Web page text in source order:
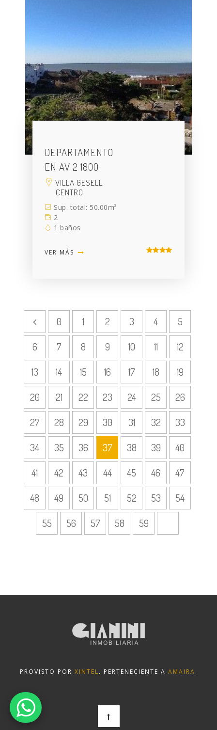
DEPARTAMENTO
EN AV 2 1800
VILLA GESELL
CENTRO
Sup. total: 50.00m²
2
1 baños
VER MÁS
0 1 2 3 4
5
6
7 8 9 10 11
12
13
14 15 16 17 18
19
20
21 22 23 24 25
26
27
28 29 30 31 32
33
34
35 36 37 38 39
40
41
42 43 44 45 46
47
48
49 50 51 52 53
54
55
56 57 58 59
PROVISTO POR XINTEL. PERTENECIENTE A AMAIRA.